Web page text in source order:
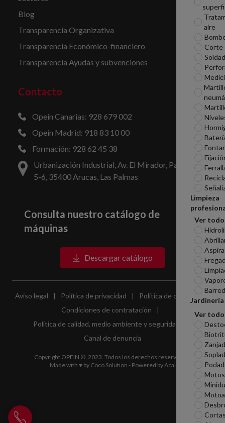
Llamar a Opein
aire
Corte
Limpieza
Ver todo
Jardinería
Ver todo
Blog
Transparencia Organizativa
Transparencia Económico-financiero
Transparencia Ayudas y subvenciones
Contacto
Opein Canarias: 928 679 002
Opein Madrid: 918 83 10 00
Formación: 928 62 45 38
Urbanización Industrial, Av. El Mirador, Parcelas
5-6, 35400 Arucas, Las Palmas
Consulta nuestro catálogo de
máquinas
Descargar catálogo
Aviso legal | Política de privacidad | Política de cookies
|
Condiciones de contratación
|
Política de calidad, medio ambiente y seguridad
Canal de denuncia
Copyright OPEIN ©, 2023. Todos los derechos reservados.
Made with ♥ by Coco Solution - Powered byAcai